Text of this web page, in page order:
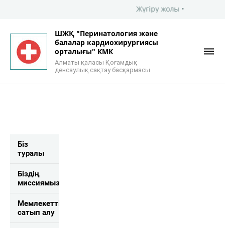
ШЖҚ "Перинатология және
балалар кардиохирургиясы
орталығы" КМК
Алматы қаласы Қоғамдық
денсаулық сақтау басқармасы
Біз
туралы
Біздің
миссиямыз
Мемлекеттік
сатып алу